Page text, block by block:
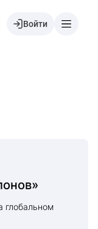
Войти
глобальном